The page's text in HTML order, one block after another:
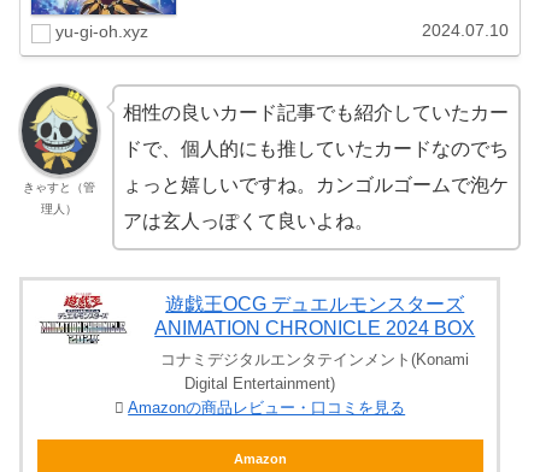
yu-gi-oh.xyz 2024.07.10
きゃすと（管
理人）
相性の良いカード記事でも紹介していたカー
ドで、個人的にも推していたカードなのでち
ょっと嬉しいですね。カンゴルゴームで泡ケ
アは玄人っぽくて良いよね。
遊戯王OCG デュエルモンスターズ
ANIMATION CHRONICLE 2024 BOX
コナミデジタルエンタテインメント(Konami
Digital Entertainment)
Amazonの商品レビュー・口コミを見る
Amazon